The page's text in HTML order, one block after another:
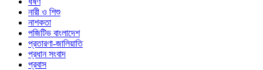
নারী ও শিশু
নাশকতা
পজিটিভ বাংলাদেশ
প্রতারণা-জালিয়াতি
প্রধান সংবাদ
প্রবাস